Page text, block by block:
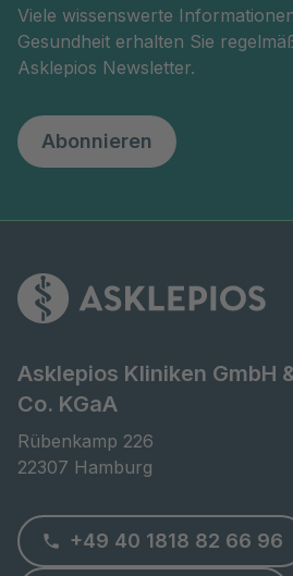
Viele wissenswerte
Gesundheit erhalten Sie
Asklepios Newsletter.
Abonnieren
Asklepios Kliniken GmbH
Co. KGaA
Rübenkamp 226
22307 Hamburg
+49 40 1818 82 66 96